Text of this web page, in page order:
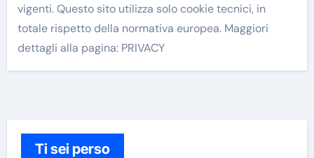
vigenti. Questo sito utilizza solo cookie tecnici, in
totale rispetto della normativa europea. Maggiori
dettagli alla pagina: PRIVACY
Ti sei perso